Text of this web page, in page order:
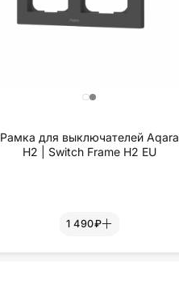
Рамка для выключателей Aqara
H2 | Switch Frame H2 EU
1 490₽